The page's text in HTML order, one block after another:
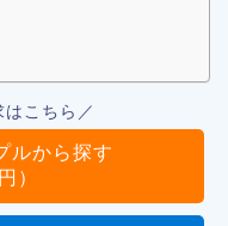
こちら／
ルから探す
）